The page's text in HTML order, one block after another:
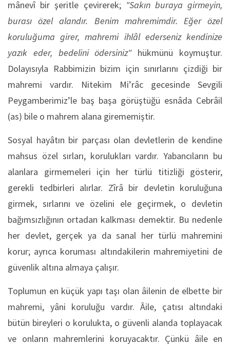
mânevî bir şeritle çevirerek; "Sakın buraya girmeyin,
burası özel alandır. Benim mahremimdir. Eğer özel
koruluğuma girer, mahremi ihlâl ederseniz kendinize
yazık eder, bedelini ödersiniz"hükmünü koymuştur.
Dolayısıyla Rabbimizin bizim için sınırlarını çizdiği bir
mahremi vardır. Nitekim Mi’râc gecesinde Sevgili
Peygamberimiz’le baş başa görüştüğü esnâda Cebrâil
(as) bile o mahrem alana girememiştir.
Sosyal hayâtın bir parçası olan devletlerin de kendine
mahsus özel sırları, korulukları vardır. Yabancıların bu
alanlara girmemeleri için her türlü titizliği gösterir,
gerekli tedbirleri alırlar. Zîrâ bir devletin koruluğuna
girmek, sırlarını ve özelini ele geçirmek, o devletin
bağımsızlığının ortadan kalkması demektir. Bu nedenle
her devlet, gerçek ya da sanal her türlü mahremini
korur; ayrıca koruması altındakilerin mahremiyetini de
güvenlik altına almaya çalışır.
Toplumun en küçük yapı taşı olan âilenin de elbette bir
mahremi, yâni koruluğu vardır. Âile, çatısı altındaki
bütün bireyleri o korulukta, o güvenli alanda toplayacak
ve onların mahremlerini koruyacaktır. Çünkü âile en